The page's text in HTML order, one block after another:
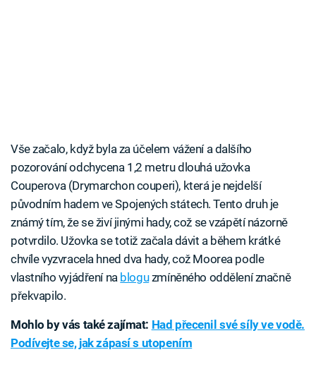
Vše začalo, když byla za účelem vážení a dalšího
pozorování odchycena 1,2 metru dlouhá užovka
Couperova (Drymarchon couperi), která je nejdelší
původním hadem ve Spojených státech. Tento druh je
známý tím, že se živí jinými hady, což se vzápětí názorně
potvrdilo. Užovka se totiž začala dávit a během krátké
chvíle vyzvracela hned dva hady, což Moorea podle
vlastního vyjádření na bloguzmíněného oddělení značně
překvapilo.
Mohlo by vás také zajímat: Had přecenil své síly ve vodě.
Podívejte se, jak zápasí s utopením